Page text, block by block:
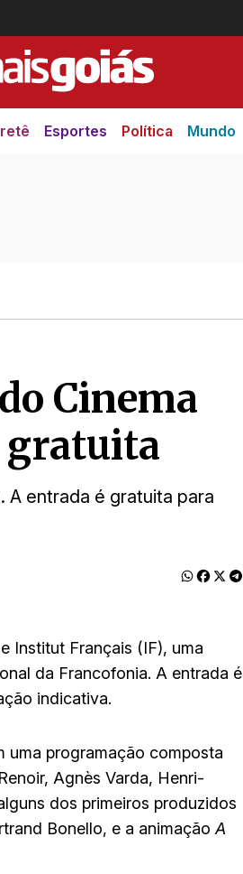
Esportes Política Mundo
Cinema
gratuita
A entrada é gratuita para
Institut Français (IF), uma
da Francofonia. A entrada é
indicativa.
uma programação composta
Agnès Varda, Henri-
dos primeiros produzidos
Bonello, e a animação A